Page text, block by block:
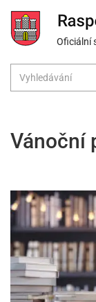
Oficiální
Vánoční